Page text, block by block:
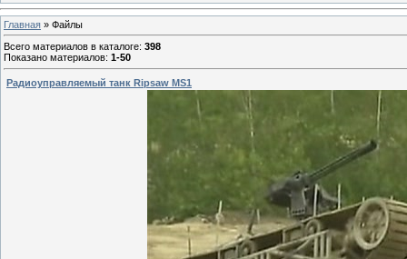
Главная » Файлы
Всего материалов в каталоге: 398
Показано материалов: 1-50
Радиоуправляемый танк Ripsaw MS1